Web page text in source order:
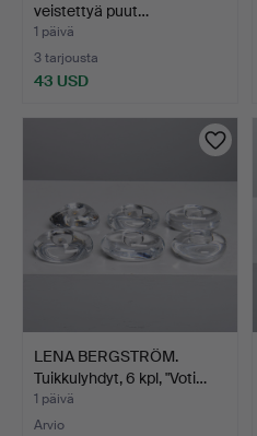
veistettyä puut…
1 päivä
3 tarjousta
43 USD
LENA BERGSTRÖM.
Tuikkulyhdyt, 6 kpl, "Voti…
1 päivä
Arvio